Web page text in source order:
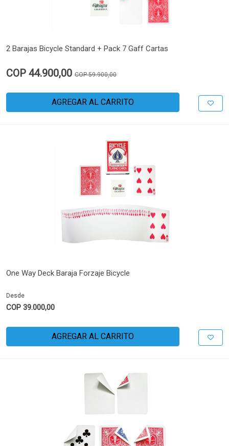
2 Barajas Bicycle Standard + Pack 7 Gaff Cartas
COP 44.900,00 COP 59.900,00
AGREGAR AL CARRITO
One Way Deck Baraja Forzaje Bicycle
Desde
COP 39.000,00
AGREGAR AL CARRITO